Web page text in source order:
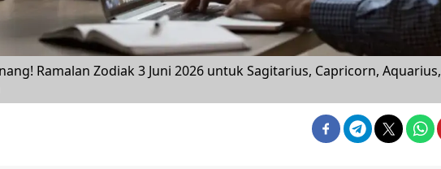
Ramalan Zodiak 3 Juni 2026 untuk Sagitarius, Capricorn, Aquarius,